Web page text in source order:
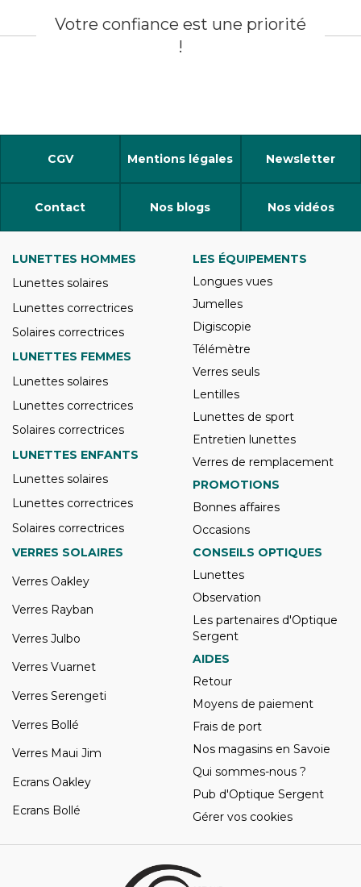
Votre confiance est une priorité
!
CGV Mentions légales Newsletter
Contact Nos blogs Nos vidéos
LUNETTES HOMMES
Lunettes solaires
Lunettes correctrices
Solaires correctrices
LUNETTES FEMMES
Lunettes solaires
Lunettes correctrices
Solaires correctrices
LUNETTES ENFANTS
Lunettes solaires
Lunettes correctrices
Solaires correctrices
LES ÉQUIPEMENTS
Longues vues
Jumelles
Digiscopie
Télémètre
Verres seuls
Lentilles
Lunettes de sport
Entretien lunettes
Verres de remplacement
PROMOTIONS
Bonnes affaires
Occasions
VERRES SOLAIRES
Verres Oakley
Verres Rayban
Verres Julbo
Verres Vuarnet
Verres Serengeti
Verres Bollé
Verres Maui Jim
Ecrans Oakley
Ecrans Bollé
CONSEILS OPTIQUES
Lunettes
Observation
Les partenaires d'Optique
Sergent
AIDES
Retour
Moyens de paiement
Frais de port
Nos magasins en Savoie
Qui sommes-nous ?
Pub d'Optique Sergent
Gérer vos cookies